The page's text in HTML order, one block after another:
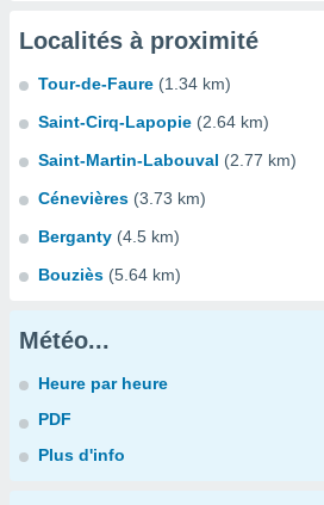
Localités à proximité
Tour-de-Faure (1.34 km)
Saint-Cirq-Lapopie (2.64 km)
Saint-Martin-Labouval (2.77 km)
Cénevières (3.73 km)
Berganty (4.5 km)
Bouziès (5.64 km)
Météo...
Heure par heure
PDF
Plus d'info